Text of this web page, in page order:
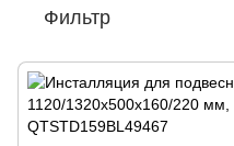
Фильтр